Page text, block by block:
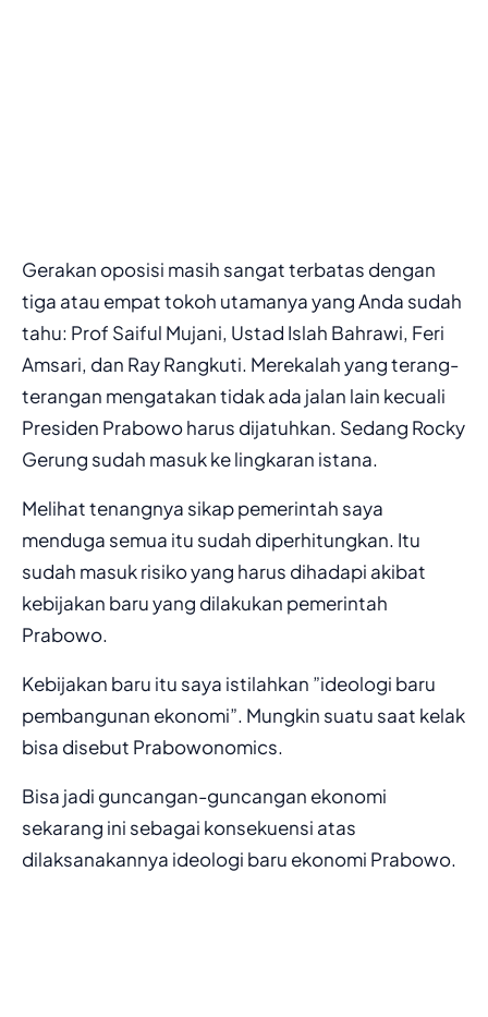
Gerakan oposisi masih sangat terbatas dengan
tiga atau empat tokoh utamanya yang Anda sudah
tahu: Prof Saiful Mujani, Ustad Islah Bahrawi, Feri
Amsari, dan Ray Rangkuti. Merekalah yang terang-
terangan mengatakan tidak ada jalan lain kecuali
Presiden Prabowo harus dijatuhkan. Sedang Rocky
Gerung sudah masuk ke lingkaran istana.
Melihat tenangnya sikap pemerintah saya
menduga semua itu sudah diperhitungkan. Itu
sudah masuk risiko yang harus dihadapi akibat
kebijakan baru yang dilakukan pemerintah
Prabowo.
Kebijakan baru itu saya istilahkan ”ideologi baru
pembangunan ekonomi”. Mungkin suatu saat kelak
bisa disebut Prabowonomics.
Bisa jadi guncangan-guncangan ekonomi
sekarang ini sebagai konsekuensi atas
dilaksanakannya ideologi baru ekonomi Prabowo.